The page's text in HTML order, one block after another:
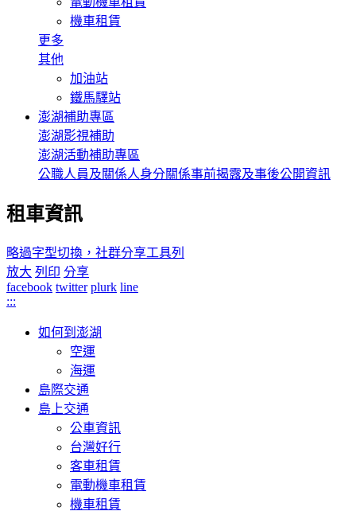
機車租賃
更多
其他
加油站
鐵馬驛站
澎湖補助專區
澎湖影視補助
澎湖活動補助專區
公職人員及關係人身分關係事前揭露及事後公開資訊
租車資訊
略過字型切換，社群分享工具列
放大 列印 分享
facebook twitter plurk line
:::
如何到澎湖
空運
海運
島際交通
島上交通
公車資訊
台灣好行
客車租賃
電動機車租賃
機車租賃